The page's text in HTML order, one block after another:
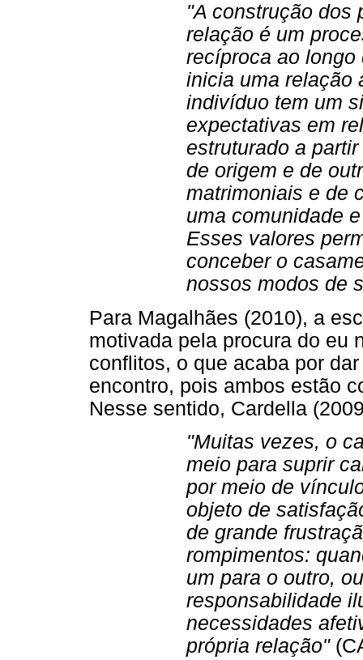
"A construção dos
relação é um
recíproca ao longo
inicia uma relação
indivíduo tem um
expectativas em
estruturado a
de origem e de
matrimoniais e de
uma comunidade
Esses valores
conceber o
nossos modos de
Para Magalhães (2010), a
motivada pela procura do eu
conflitos, o que acaba por
encontro, pois ambos estão
Nesse sentido, Cardella
"Muitas vezes, o
meio para suprir
por meio de
objeto de
de grande
rompimentos:
um para o outro,
responsabilidade
necessidades
própria relação"